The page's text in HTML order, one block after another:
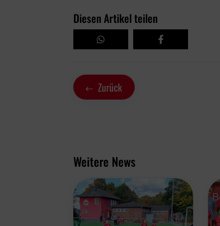
Diesen Artikel teilen
Zurück
Weitere News